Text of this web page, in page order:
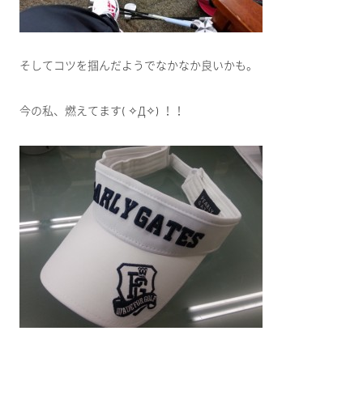
そしてコツを掴んだようでなかなか良いかも。
今の私、燃えてます( ✧Д✧) ！！